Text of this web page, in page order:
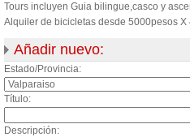
Tours incluyen Guia bilingue,casco y
Alquiler de bicicletas desde 5000pesos X
Añadir nuevo:
Estado/Provincia:
Título:
Descripción: